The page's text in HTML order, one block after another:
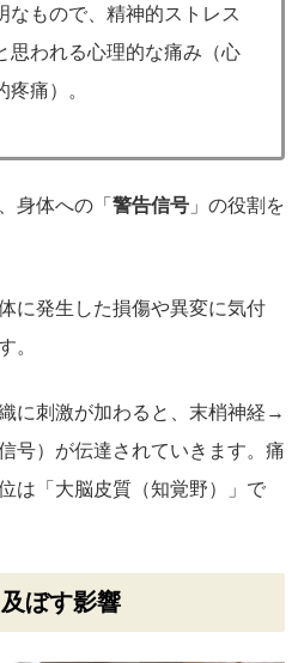
もので、精神的ストレス
思われる心理的な痛み（心
痛）。
身体への「 警告信号 」の役割を
に発生した損傷や異変に気付
。
に刺激が加わると、末梢神経→
号）が伝達されていきます。痛
は「大脳皮質（知覚野）」で
ぼす影響